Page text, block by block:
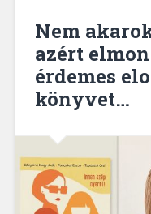
Nem
azért
érdemes
könyvet…